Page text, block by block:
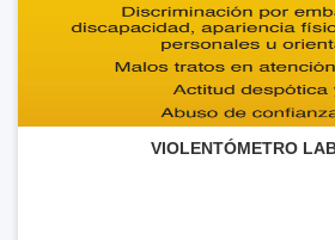
VIOLENTÓMETRO